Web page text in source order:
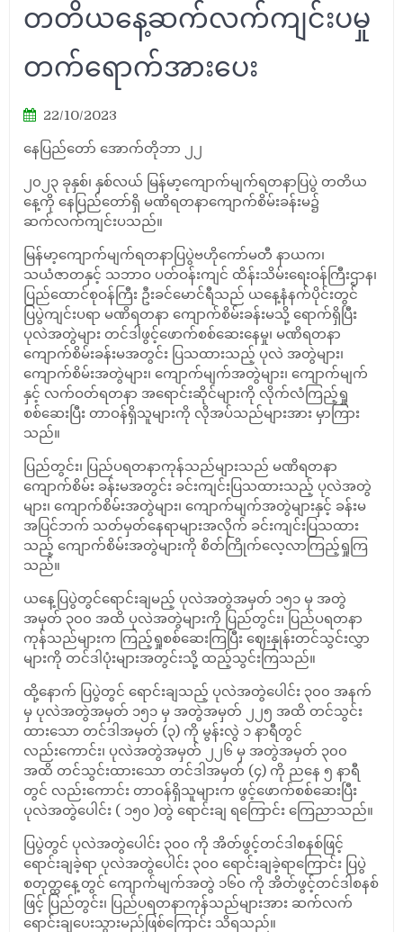
တတိယနေ့ဆက်လက်ကျင်းပမှု
တက်ရောက်အားပေး
22/10/2023
နေပြည်တော် အောက်တိုဘာ ၂၂
၂၀၂၃ ခုနှစ်၊ နှစ်လယ် မြန်မာ့ကျောက်မျက်ရတနာပြပွဲ တတိယ
နေ့ကို နေပြည်တော်ရှိ မဏိရတနာကျောက်စိမ်းခန်းမ၌
ဆက်လက်ကျင်းပသည်။
မြန်မာ့ကျောက်မျက်ရတနာပြပွဲဗဟိုကော်မတီ နာယက၊
သယံဇာတနှင့် သဘာဝ ပတ်ဝန်းကျင် ထိန်းသိမ်းရေးဝန်ကြီးဌာန၊
ပြည်ထောင်စုဝန်ကြီး ဦးခင်မောင်ရီသည် ယနေ့နံနက်ပိုင်းတွင်
ပြပွဲကျင်းပရာ မဏိရတနာ ကျောက်စိမ်းခန်းမသို့ ရောက်ရှိပြီး
ပုလဲအတွဲများ တင်ဒါဖွင့်ဖောက်စစ်ဆေးနေမှု၊ မဏိရတနာ
ကျောက်စိမ်းခန်းမအတွင်း ပြသထားသည့် ပုလဲ အတွဲများ၊
ကျောက်စိမ်းအတွဲများ၊ ကျောက်မျက်အတွဲများ၊ ကျောက်မျက်
နှင့် လက်ဝတ်ရတနာ အရောင်းဆိုင်များကို လိုက်လံကြည့်ရှု
စစ်ဆေးပြီး တာဝန်ရှိသူများကို လိုအပ်သည်များအား မှာကြား
သည်။
ပြည်တွင်း၊ ပြည်ပရတနာကုန်သည်များသည် မဏိရတနာ
ကျောက်စိမ်း ခန်းမအတွင်း ခင်းကျင်းပြသထားသည့် ပုလဲအတွဲ
များ၊ ကျောက်စိမ်းအတွဲများ၊ ကျောက်မျက်အတွဲများနှင့် ခန်းမ
အပြင်ဘက် သတ်မှတ်နေရာများအလိုက် ခင်းကျင်းပြသထား
သည့် ကျောက်စိမ်းအတွဲများကို စိတ်ကြိုက်လေ့လာကြည့်ရှုကြ
သည်။
ယနေ့ပြပွဲတွင်ရောင်းချမည့် ပုလဲအတွဲအမှတ် ၁၅၁ မှ အတွဲ
အမှတ် ၃၀၀ အထိ ပုလဲအတွဲများကို ပြည်တွင်း၊ ပြည်ပရတနာ
ကုန်သည်များက ကြည့်ရှုစစ်ဆေးကြပြီး ဈေးနှုန်းတင်သွင်းလွှာ
များကို တင်ဒါပုံးများအတွင်းသို့ ထည့်သွင်းကြသည်။
ထို့နောက် ပြပွဲတွင် ရောင်းချသည့် ပုလဲအတွဲပေါင်း ၃၀၀ အနက်
မှ ပုလဲအတွဲအမှတ် ၁၅၁ မှ အတွဲအမှတ် ၂၂၅ အထိ တင်သွင်း
ထားသော တင်ဒါအမှတ် (၃) ကို မွန်းလွဲ ၁ နာရီတွင်
လည်းကောင်း၊ ပုလဲအတွဲအမှတ် ၂၂၆ မှ အတွဲအမှတ် ၃၀၀
အထိ တင်သွင်းထားသော တင်ဒါအမှတ် (၄) ကို ညနေ ၅ နာရီ
တွင် လည်းကောင်း တာဝန်ရှိသူများက ဖွင့်ဖောက်စစ်ဆေးပြီး
ပုလဲအတွဲပေါင်း ( ၁၅၀ )တွဲ ရောင်းချ ရကြောင်း ကြေညာသည်။
ပြပွဲတွင် ပုလဲအတွဲပေါင်း ၃၀၀ ကို အိတ်ဖွင့်တင်ဒါစနစ်ဖြင့်
ရောင်းချခဲ့ရာပုလဲအတွဲပေါင်း ၃၀၀ ရောင်းချခဲ့ရာကြောင်း ပြပွဲ
စတုတ္ထနေ့တွင် ကျောက်မျက်အတွဲ ၁၆၀ ကို အိတ်ဖွင့်တင်ဒါစနစ်
ဖြင့် ပြည်တွင်း၊ ပြည်ပရတနာကုန်သည်များအား ဆက်လက်
ရောင်းချပေးသွားမည်ဖြစ်ကြောင်း သိရသည်။